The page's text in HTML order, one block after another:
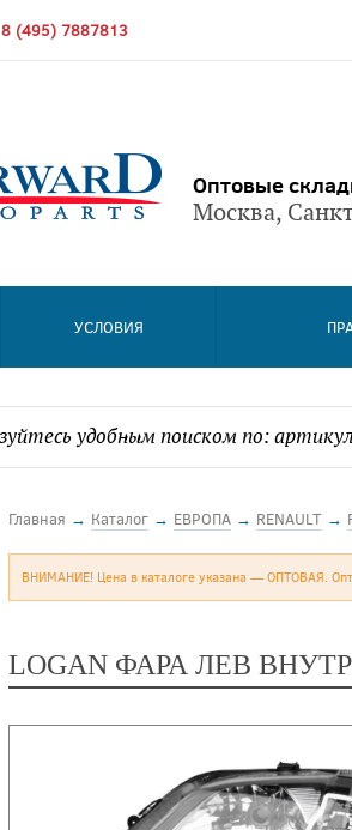
8 (495) 7887813
Оптовые
Москва,
УСЛОВИЯ
Главная → Каталог → ЕВРОПА → RENAULT →
ВНИМАНИЕ! Цена в каталоге указана — ОПТОВАЯ.
LOGAN ФАРА ЛЕВ